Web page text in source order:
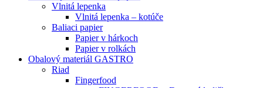
Vlnitá lepenka
Vlnitá lepenka – kotúče
Baliaci papier
Papier v hárkoch
Papier v rolkách
Obalový materiál GASTRO
Riad
Fingerfood